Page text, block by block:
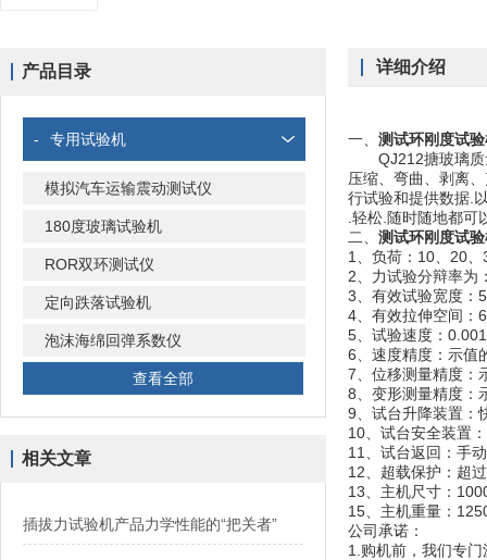
产品目录
- 专用试验机
模拟汽车运输震动测试仪
180度玻璃试验机
ROR双环测试仪
定向跌落试验机
泡沫海绵回弹系数仪
查看全部
相关文章
插拔力试验机产品力学性能的“把关者”
详细介绍
一、 测试环刚度试
QJ212搪玻璃质量
压缩、弯曲、剥离
行试验和提供数据.
.轻松.随时随地都
二、 测试环刚度试
1、负荷：10、20
2、力试验分辩率为
3、有效试验宽度：
4、有效拉伸空间：
5、试验速度：
6、速度精度：示值
7、位移测量精度：
8、变形测量精度：
9、试台升降装置：
10、试台安全装置
11、试台返回：手
12、超载保护：超
13、主机尺寸：
15、主机重量：
公司承诺：
1.购机前，我们专